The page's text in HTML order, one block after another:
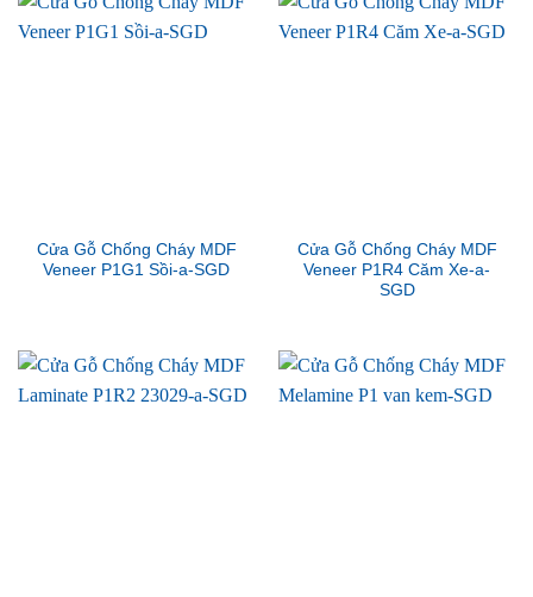
Cửa Gỗ Chống Cháy MDF
Veneer P1G1 Sồi-a-SGD
Cửa Gỗ Chống Cháy MDF
Veneer P1R4 Căm Xe-a-
SGD